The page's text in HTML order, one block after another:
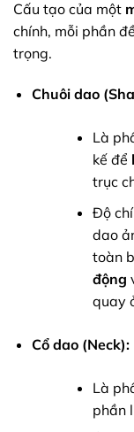
Cấu tạo của một
chính, mỗi phần
trọng.
Chuôi dao
Là
kế để
trục
Độ
dao
toàn
động
quay
Cổ dao (Neck):
Là
phần